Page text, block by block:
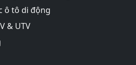
ô tô di động
& UTV